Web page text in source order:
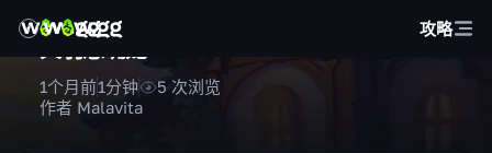
攻略
作者 Malavita
1个月前1分钟 5 次浏览